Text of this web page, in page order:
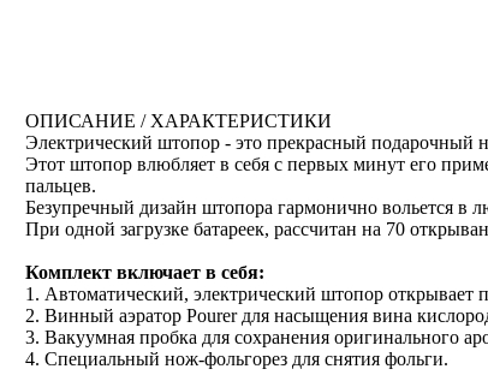
ОПИСАНИЕ / ХАРАКТЕРИСТИКИ
Электрический штопор - это прекрасный подарочный
Этот штопор влюбляет в себя с первых минут его
пальцев.
Безупречный дизайн штопора гармонично вольется в
При одной загрузке батареек, рассчитан на 70
Комплект включает в себя:
1. Автоматический, электрический штопор открывает
2. Винный аэратор Pourer для насыщения вина
3. Вакуумная пробка для сохранения оригинального
4. Специальный нож-фольгорез для снятия фольги.